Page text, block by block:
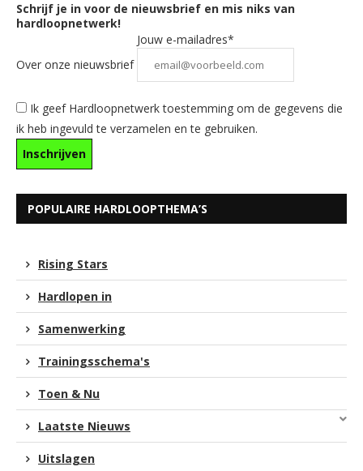
Schrijf je in voor de nieuwsbrief en mis niks van
hardloopnetwerk!
Over onze nieuwsbrief
Jouw e-mailadres*
Ik geef Hardloopnetwerk toestemming om de gegevens die
ik heb ingevuld te verzamelen en te gebruiken.
POPULAIRE HARDLOOPTHEMA’S
Rising Stars
Hardlopen in
Samenwerking
Trainingsschema's
Toen & Nu
Laatste Nieuws
Uitslagen